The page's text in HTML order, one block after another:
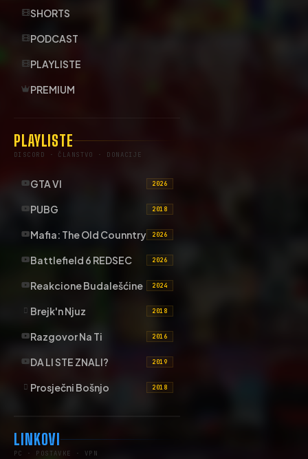
SHORTS
PODCAST
PLAYLISTE
PREMIUM
PLAYLISTE
DISCORD · ČLANSTVO · DONACIJE
GTA VI 2026
PUBG 2018
Mafia: The Old Counntry 2026
Battlefield 6 REDSEC 2026
Reakcione Budalešćine 2024
Brejk'n Njuz 2018
Razgovor Na Ti 2016
DA LI STE ZNALI? 2019
Prosječni Bošnjo 2018
LINKOVI
PC · POSTAVKE · VPN